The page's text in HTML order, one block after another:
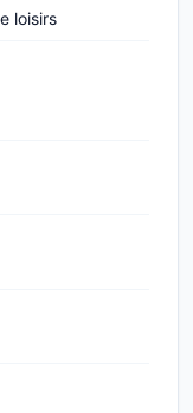
loisirs